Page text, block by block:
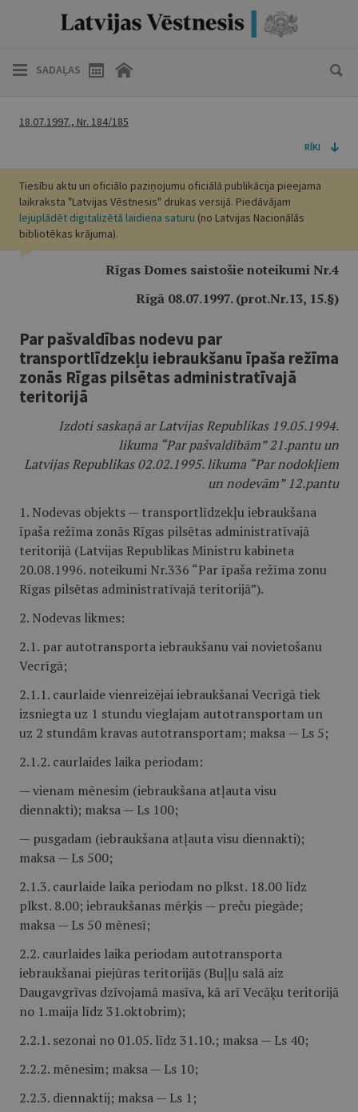
SADAĻAS
18.07.1997., Nr. 184/185
RĪKI
Tiesību aktu un oficiālo paziņojumu oficiālā publikācija pieejama
laikraksta "Latvijas Vēstnesis" drukas versijā. Piedāvājam
lejuplādēt digitalizētā laidiena saturu (no Latvijas Nacionālās
bibliotēkas krājuma).
Rīgas Domes saistošie noteikumi Nr.4
Rīgā 08.07.1997. (prot.Nr.13, 15.§)
Par pašvaldības nodevu par
transportlīdzekļu iebraukšanu īpaša režīma
zonās Rīgas pilsētas administratīvajā
teritorijā
Izdoti saskaņā ar Latvijas Republikas 19.05.1994.
likuma “Par pašvaldībām” 21.pantu un
Latvijas Republikas 02.02.1995. likuma “Par nodokļiem
un nodevām” 12.pantu
1. Nodevas objekts — transportlīdzekļu iebraukšana
īpaša režīma zonās Rīgas pilsētas administratīvajā
teritorijā (Latvijas Republikas Ministru kabineta
20.08.1996. noteikumi Nr.336 “Par īpaša režīma zonu
Rīgas pilsētas administratīvajā teritorijā”).
2. Nodevas likmes:
2.1. par autotransporta iebraukšanu vai novietošanu
Vecrīgā;
2.1.1. caurlaide vienreizējai iebraukšanai Vecrīgā tiek
izsniegta uz 1 stundu vieglajam autotransportam un
uz 2 stundām kravas autotransportam; maksa — Ls 5;
2.1.2. caurlaides laika periodam:
— vienam mēnesim (iebraukšana atļauta visu
diennakti); maksa — Ls 100;
— pusgadam (iebraukšana atļauta visu diennakti);
maksa — Ls 500;
2.1.3. caurlaide laika periodam no plkst. 18.00 līdz
plkst. 8.00; iebraukšanas mērķis — preču piegāde;
maksa — Ls 50 mēnesī;
2.2. caurlaides laika periodam autotransporta
iebraukšanai piejūras teritorijās (Buļļu salā aiz
Daugavgrīvas dzīvojamā masīva, kā arī Vecāķu teritorijā
no 1.maija līdz 31.oktobrim);
2.2.1. sezonai no 01.05. līdz 31.10.; maksa — Ls 40;
2.2.2. mēnesim; maksa — Ls 10;
2.2.3. diennaktij; maksa — Ls 1;